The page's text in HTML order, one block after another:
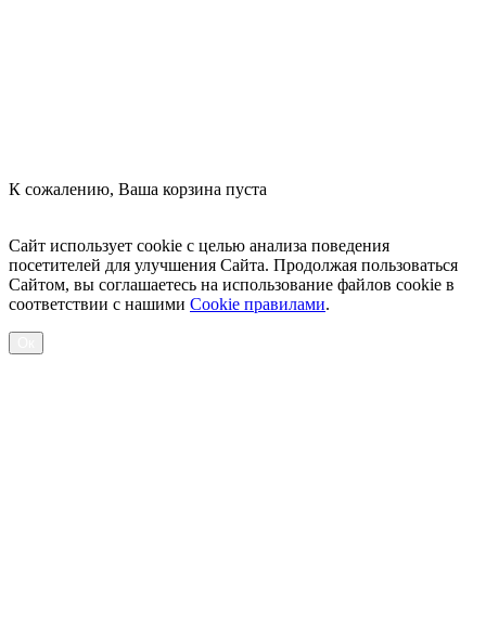
К сожалению, Ваша корзина пуста
Сайт использует cookie с целью анализа поведения
посетителей для улучшения Сайта. Продолжая пользоваться
Сайтом, вы соглашаетесь на использование файлов cookie в
соответствии с нашими Cookiе правилами.